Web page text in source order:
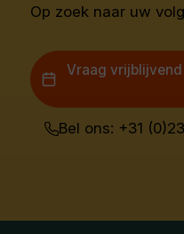
Op zoek naar uw
Vraag
Bel ons: +31